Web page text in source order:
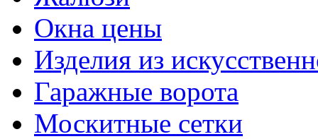
Окна цены
Изделия из
Гаражные ворота
Москитные сетки